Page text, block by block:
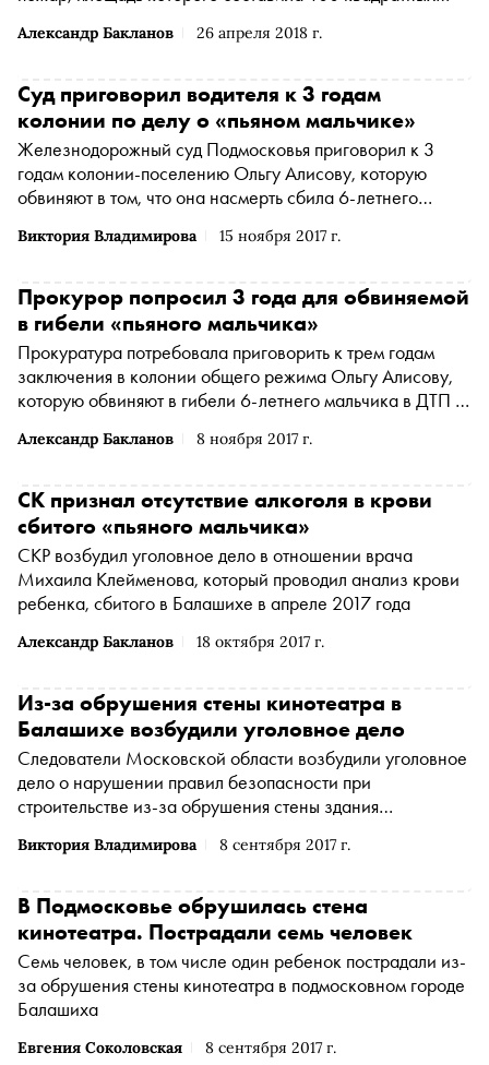
Александр Бакланов 26 апреля 2018 г.
Виктория Владимирова 15 ноября 2017 г.
Суд приговорил водителя к 3 годам
колонии по делу о «пьяном мальчике»
Железнодорожный суд Подмосковья приговорил к 3
годам колонии-поселению Ольгу Алисову, которую
обвиняют в том, что она насмерть сбила 6-летнего
Александр Бакланов 8 ноября 2017 г.
Прокурор попросил 3 года для обвиняемой
в гибели «пьяного мальчика»
Прокуратура потребовала приговорить к трем годам
заключения в колонии общего режима Ольгу Алисову,
которую обвиняют в гибели 6-летнего мальчика в ДТП в
Александр Бакланов 18 октября 2017 г.
СК признал отсутствие алкоголя в крови
сбитого «пьяного мальчика»
СКР возбудил уголовное дело в отношении врача
Михаила Клейменова, который проводил анализ крови
ребенка, сбитого в Балашихе в апреле 2017 года
Виктория Владимирова 8 сентября 2017 г.
Из-за обрушения стены кинотеатра в
Балашихе возбудили уголовное дело
Следователи Московской области возбудили уголовное
дело о нарушении правил безопасности при
строительстве из-за обрушения стены здания
Евгения Соколовская 8 сентября 2017 г.
В Подмосковье обрушилась стена
кинотеатра. Пострадали семь человек
Семь человек, в том числе один ребенок пострадали из-
за обрушения стены кинотеатра в подмосковном городе
Балашиха